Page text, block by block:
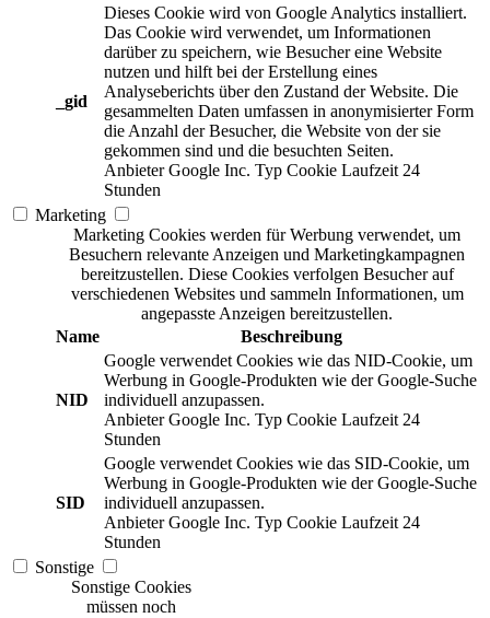
_gid
Dieses Cookie wird von Google Analytics installiert.
Das Cookie wird verwendet, um Informationen
darüber zu speichern, wie Besucher eine Website
nutzen und hilft bei der Erstellung eines
Analyseberichts über den Zustand der Website. Die
gesammelten Daten umfassen in anonymisierter Form
die Anzahl der Besucher, die Website von der sie
gekommen sind und die besuchten Seiten.
Anbieter Google Inc. Typ Cookie Laufzeit 24
Stunden
Marketing
Marketing Cookies werden für Werbung verwendet, um
Besuchern relevante Anzeigen und Marketingkampagnen
bereitzustellen. Diese Cookies verfolgen Besucher auf
verschiedenen Websites und sammeln Informationen, um
angepasste Anzeigen bereitzustellen.
Name
Beschreibung
NID
Google verwendet Cookies wie das NID-Cookie, um
Werbung in Google-Produkten wie der Google-Suche
individuell anzupassen.
Anbieter Google Inc. Typ Cookie Laufzeit 24
Stunden
SID
Google verwendet Cookies wie das SID-Cookie, um
Werbung in Google-Produkten wie der Google-Suche
individuell anzupassen.
Anbieter Google Inc. Typ Cookie Laufzeit 24
Stunden
Sonstige
Sonstige Cookies
müssen noch